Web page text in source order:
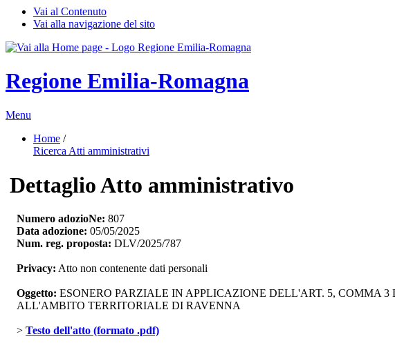
Vai al Contenuto
Vai alla navigazione del sito
Regione Emilia-Romagna
Menu
Home /
Ricerca Atti amministrativi
Dettaglio Atto amministrativo
Numero adozioNe: 807
Data adozione: 05/05/2025
Num. reg. proposta: DLV/2025/787
Privacy: Atto non contenente dati personali
Oggetto: ESONERO PARZIALE IN APPLICAZIONE DELL'ART. 5, COMMA
ALL'AMBITO TERRITORIALE DI RAVENNA
> Testo dell'atto (formato .pdf)